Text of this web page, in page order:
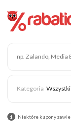
Niektóre kupony